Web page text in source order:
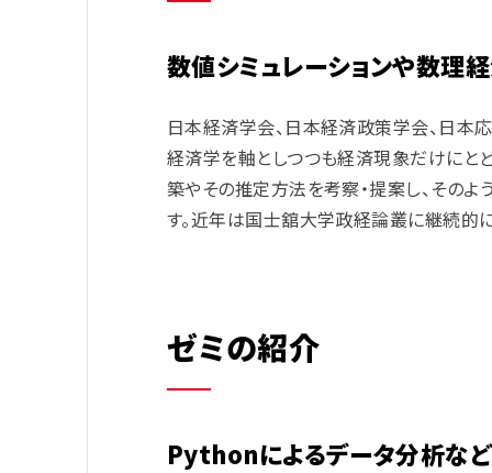
数値シミュレーションや数理
日本経済学会、日本経済政策学会、日本
経済学を軸としつつも経済現象だけにと
築やその推定方法を考察・提案し、その
す。近年は国士舘大学政経論叢に継続的
ゼミの紹介
Pythonによるデータ分析な